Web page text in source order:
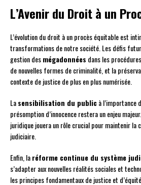
L’Avenir du Droit à un
L’évolution du droit à un procès équitable est
transformations de notre société. Les défis
gestion desmégadonnées dans les
de nouvelles formes de criminalité, et la
contexte de justice de plus en plus numérisée.
Lasensibilisation du publicà l’importance
présomption d’innocence restera un enjeu
juridique jouera un rôle crucial pour maintenir la
judiciaire.
Enfin, laréforme continue du système
s’adapter aux nouvelles réalités sociales et
les principes fondamentaux de justice et d’équité.